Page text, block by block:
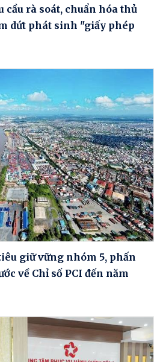
cầu rà soát, chuẩn hóa thủ
dứt phát sinh "giấy phép
giữ vững nhóm 5, phấn
về Chỉ số PCI đến năm